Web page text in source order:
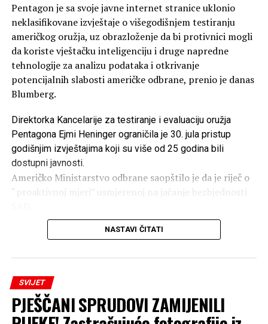
Pentagon je sa svoje javne internet stranice uklonio
neklasifikovane izvještaje o višegodišnjem testiranju
američkog oružja, uz obrazloženje da bi protivnici mogli
da koriste vještačku inteligenciju i druge napredne
tehnologije za analizu podataka i otkrivanje
potencijalnih slabosti američke odbrane, prenio je danas
Blumberg.
Direktorka Kancelarije za testiranje i evaluaciju oružja
Pentagona Ejmi Heninger ograničila je 30. jula pristup
godišnjim izvještajima koji su više od 25 godina bili
dostupni javnosti.
Američko Ministarstvo odbrane saopštilo je da je riječ o
“proaktivnoj mjeri” usmjerenoj na jačanje bezbjednosti
Strah da bi AI mogao otkriti slabosti
vojske
Pentagon navodi da bi strane sile mogle da kombinuju
različite javno dostupne podatke uz pomoć vještačke
inteligencije i tako naprave detaljne procjene ranjivosti
NASTAVI ČITATI
SVIJET
PJEŠČANI SPRUDOVI ZAMIJENILI